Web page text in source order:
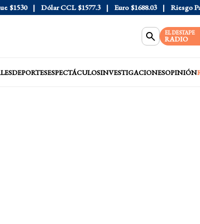
Dólar CCL $1577.3 Euro $1688.03 Riesgo País
EL DESTAPE
RADIO
DEPORTESESPECTÁCULOSINVESTIGACIONESOPINIÓN